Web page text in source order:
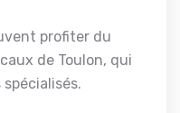
profiter du
de Toulon, qui